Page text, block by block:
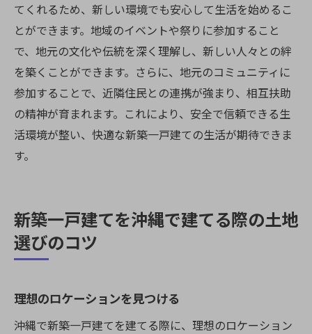
てくれるため、新しい環境でも安心して生活を始めるこ
とができます。地域のイベントや祭りに参加すること
で、地元の文化や伝統を深く理解し、新しい人々との絆
を築くことができます。さらに、地元のコミュニティに
参加することで、近隣住民との連携が強まり、相互扶助
の精神が育まれます。これにより、安全で信頼できる生
活環境が整い、快適な新築一戸建ての生活が期待できま
す。
新築一戸建てを沖縄で建てる際の土地
選びのコツ
理想のロケーションを見つける
沖縄で新築一戸建てを建てる際に、理想のロケーション